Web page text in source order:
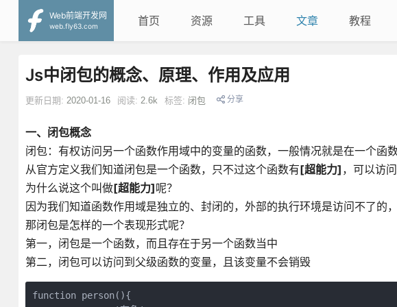
Web前端开发网
web.fly63.com
首页 资源 工具 文章 教程
Js中闭包的概念、原理、作用及应用
更新日期: 2020-01-16 阅读: 2.6k 标签: 闭包 分享
一、闭包概念
闭包：有权访问另一个函数作用域中的变量的函数，一般情况就是在一个函
从官方定义我们知道闭包是一个函数，只不过这个函数有[超能力] ，可以访
为什么说这个叫做[超能力]呢？
因为我们知道函数作用域是独立的、封闭的，外部的执行环境是访问不了的
那闭包是怎样的一个表现形式呢？
第一，闭包是一个函数，而且存在于另一个函数当中
第二，闭包可以访问到父级函数的变量，且该变量不会销毁
function person(){